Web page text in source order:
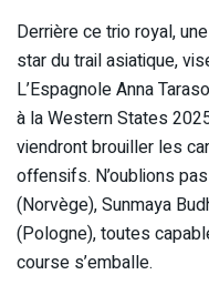
Derrière ce trio royal,
star du trail asiatique,
L’Espagnole Anna
à la Western States
viendront brouiller les
offensifs. N’oublions
(Norvège), Sunmaya
(Pologne), toutes
course s’emballe.